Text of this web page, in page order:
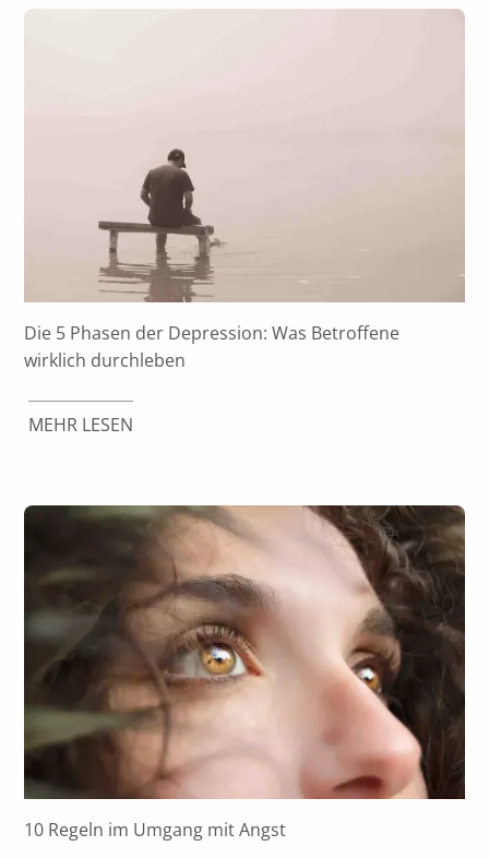
Die 5 Phasen der Depression: Was Betroffene
wirklich durchleben
MEHR LESEN
10 Regeln im Umgang mit Angst